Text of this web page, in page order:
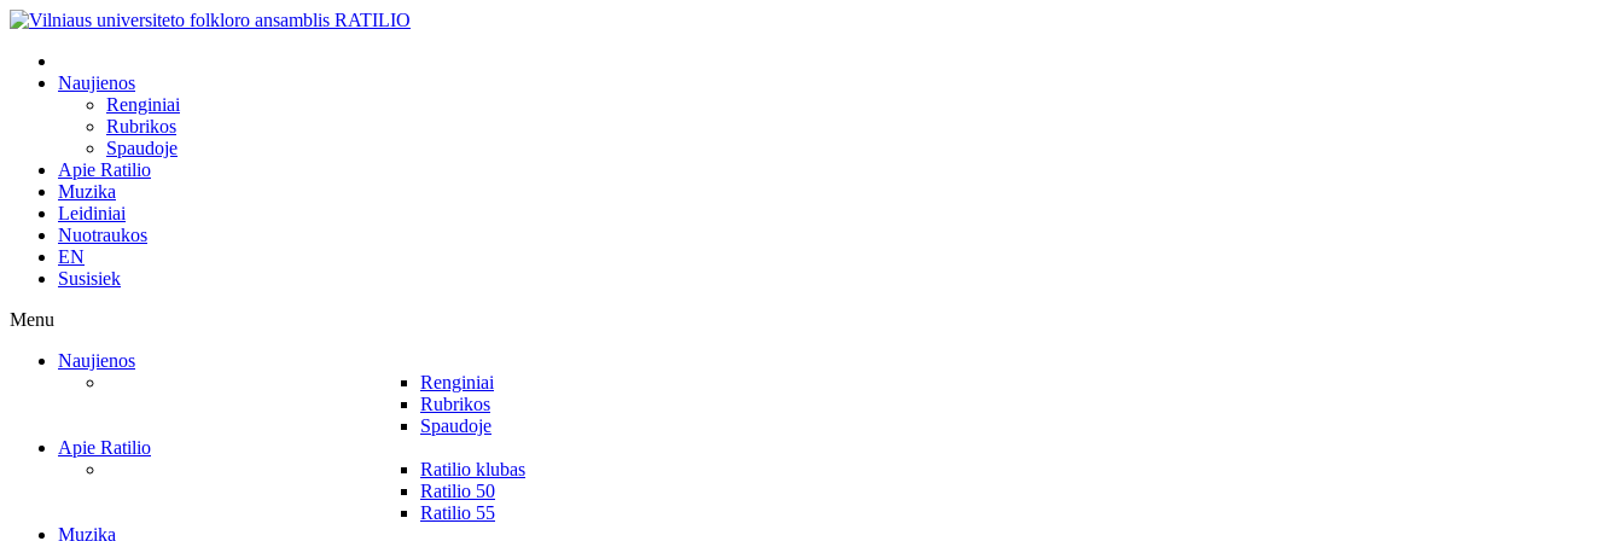
Naujienos
Renginiai
Rubrikos
Spaudoje
Apie Ratilio
Muzika
Leidiniai
Nuotraukos
EN
Susisiek
Menu
Naujienos
Renginiai
Rubrikos
Spaudoje
Apie Ratilio
Ratilio klubas
Ratilio 50
Ratilio 55
Muzika